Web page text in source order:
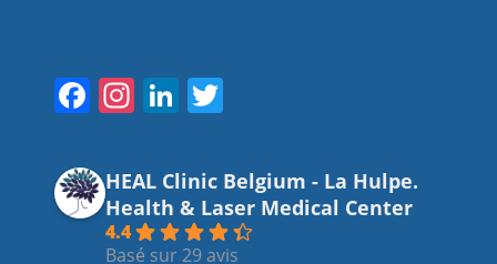
F
c
e
b
In
a
gr
a
Li
k
e
dI
T
itt
er
HEAL Clinic Belgium - La Hulpe.
Health & Laser Medical Center
4.4
Basé sur 29 avis